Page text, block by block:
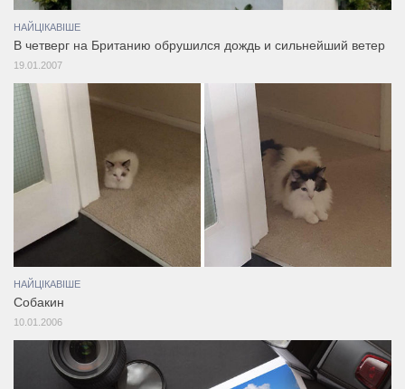
НАЙЦІКАВІШЕ
В четверг на Британию обрушился дождь и сильнейший ветер
19.01.2007
НАЙЦІКАВІШЕ
Собакин
10.01.2006